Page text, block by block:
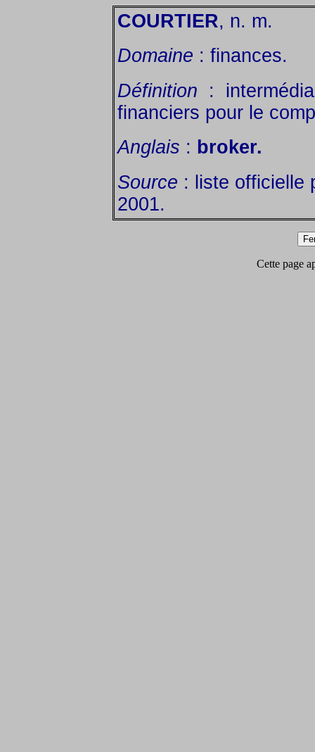
COURTIER, n. m.
Domaine : finances.
Définition :
financiers pour le
Anglais : broker.
Source : liste officielle
2001.
Cette page